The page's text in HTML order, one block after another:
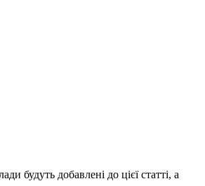
будуть добавлені до цієї статті, а